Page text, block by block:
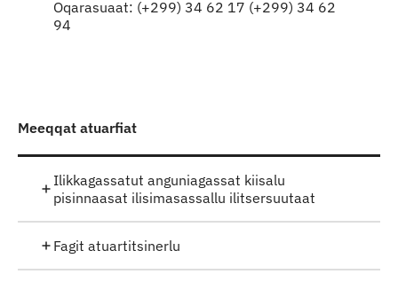
Oqarasuaat: (+299) 34 62 17 (+299) 34 62
94
Meeqqat atuarfiat
Ilikkagassatut anguniagassat kiisalu
pisinnaasat ilisimasassallu ilitsersuutaat
Fagit atuartitsinerlu